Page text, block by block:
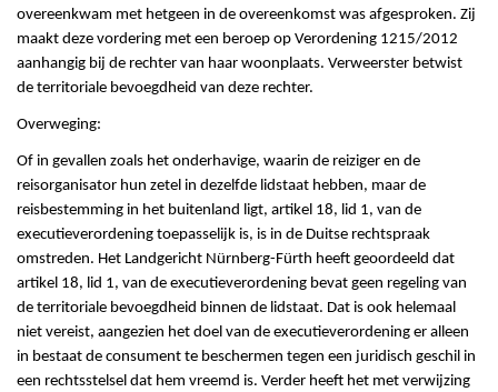
overeenkwam met hetgeen in de overeenkomst was afgesproken. Zij
maakt deze vordering met een beroep op Verordening 1215/2012
aanhangig bij de rechter van haar woonplaats. Verweerster betwist
de territoriale bevoegdheid van deze rechter.
Overweging:
Of in gevallen zoals het onderhavige, waarin de reiziger en de
reisorganisator hun zetel in dezelfde lidstaat hebben, maar de
reisbestemming in het buitenland ligt, artikel 18, lid 1, van de
executieverordening toepasselijk is, is in de Duitse rechtspraak
omstreden. Het Landgericht Nürnberg-Fürth heeft geoordeeld dat
artikel 18, lid 1, van de executieverordening bevat geen regeling van
de territoriale bevoegdheid binnen de lidstaat. Dat is ook helemaal
niet vereist, aangezien het doel van de executieverordening er alleen
in bestaat de consument te beschermen tegen een juridisch geschil in
een rechtsstelsel dat hem vreemd is. Verder heeft het met verwijzing